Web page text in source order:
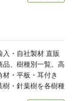
・自社製材 直販
品、樹種別一覧。高
・平板・耳付き
樹・針葉樹を各樹種